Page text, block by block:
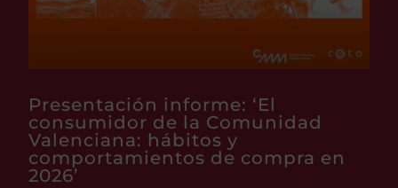
Presentación informe: ‘El
consumidor de la Comunidad
Valenciana: hábitos y
comportamientos de compra en
2026’